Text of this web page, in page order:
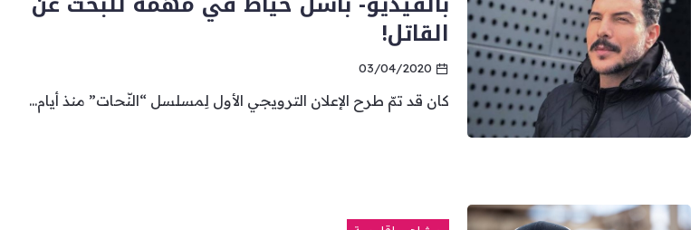
القاتل!
03/04/2020
كان قد تمّ طرح الإعلان الترويجي الأول لِمسلسل “النّحات” منذ أيام...